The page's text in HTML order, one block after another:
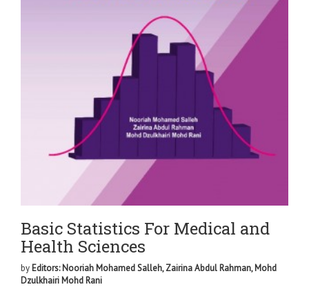
Basic Statistics For Medical and
Health Sciences
by Editors: Nooriah Mohamed Salleh, Zairina Abdul Rahman, Mohd
Dzulkhairi Mohd Rani